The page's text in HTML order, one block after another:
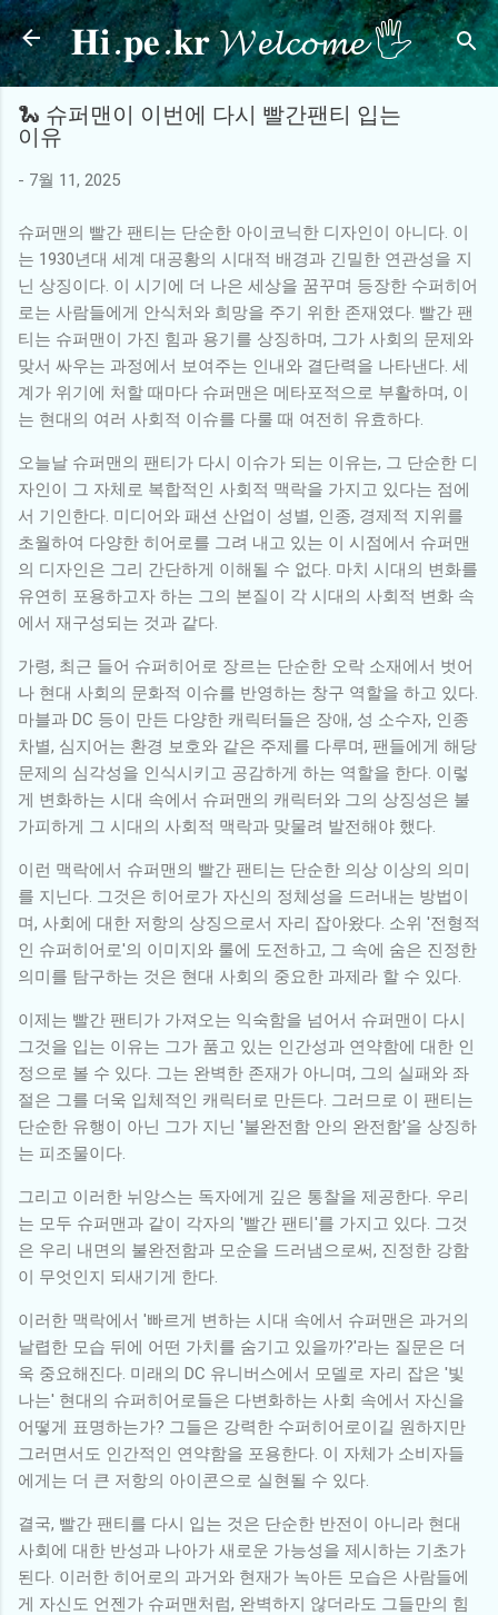
기본 콘텐츠로 건너뛰기
𝐇𝐢.𝐩𝐞.𝐤𝐫 𝓦𝓮𝓵𝓬𝓸𝓶𝓮 🖐
🐍 슈퍼맨이 이번에 다시 빨간팬티 입는
이유
- 7월 11, 2025
슈퍼맨의 빨간 팬티는 단순한 아이코닉한 디자인이 아니다. 이
는 1930년대 세계 대공황의 시대적 배경과 긴밀한 연관성을 지
닌 상징이다. 이 시기에 더 나은 세상을 꿈꾸며 등장한 수퍼히어
로는 사람들에게 안식처와 희망을 주기 위한 존재였다. 빨간 팬
티는 슈퍼맨이 가진 힘과 용기를 상징하며, 그가 사회의 문제와
맞서 싸우는 과정에서 보여주는 인내와 결단력을 나타낸다. 세
계가 위기에 처할 때마다 슈퍼맨은 메타포적으로 부활하며, 이
는 현대의 여러 사회적 이슈를 다룰 때 여전히 유효하다.
오늘날 슈퍼맨의 팬티가 다시 이슈가 되는 이유는, 그 단순한 디
자인이 그 자체로 복합적인 사회적 맥락을 가지고 있다는 점에
서 기인한다. 미디어와 패션 산업이 성별, 인종, 경제적 지위를
초월하여 다양한 히어로를 그려 내고 있는 이 시점에서 슈퍼맨
의 디자인은 그리 간단하게 이해될 수 없다. 마치 시대의 변화를
유연히 포용하고자 하는 그의 본질이 각 시대의 사회적 변화 속
에서 재구성되는 것과 같다.
가령, 최근 들어 슈퍼히어로 장르는 단순한 오락 소재에서 벗어
나 현대 사회의 문화적 이슈를 반영하는 창구 역할을 하고 있다.
마블과 DC 등이 만든 다양한 캐릭터들은 장애, 성 소수자, 인종
차별, 심지어는 환경 보호와 같은 주제를 다루며, 팬들에게 해당
문제의 심각성을 인식시키고 공감하게 하는 역할을 한다. 이렇
게 변화하는 시대 속에서 슈퍼맨의 캐릭터와 그의 상징성은 불
가피하게 그 시대의 사회적 맥락과 맞물려 발전해야 했다.
이런 맥락에서 슈퍼맨의 빨간 팬티는 단순한 의상 이상의 의미
를 지닌다. 그것은 히어로가 자신의 정체성을 드러내는 방법이
며, 사회에 대한 저항의 상징으로서 자리 잡아왔다. 소위 '전형적
인 슈퍼히어로'의 이미지와 룰에 도전하고, 그 속에 숨은 진정한
의미를 탐구하는 것은 현대 사회의 중요한 과제라 할 수 있다.
이제는 빨간 팬티가 가져오는 익숙함을 넘어서 슈퍼맨이 다시
그것을 입는 이유는 그가 품고 있는 인간성과 연약함에 대한 인
정으로 볼 수 있다. 그는 완벽한 존재가 아니며, 그의 실패와 좌
절은 그를 더욱 입체적인 캐릭터로 만든다. 그러므로 이 팬티는
단순한 유행이 아닌 그가 지닌 '불완전함 안의 완전함'을 상징하
는 피조물이다.
그리고 이러한 뉘앙스는 독자에게 깊은 통찰을 제공한다. 우리
는 모두 슈퍼맨과 같이 각자의 '빨간 팬티'를 가지고 있다. 그것
은 우리 내면의 불완전함과 모순을 드러냄으로써, 진정한 강함
이 무엇인지 되새기게 한다.
이러한 맥락에서 '빠르게 변하는 시대 속에서 슈퍼맨은 과거의
날렵한 모습 뒤에 어떤 가치를 숨기고 있을까?'라는 질문은 더
욱 중요해진다. 미래의 DC 유니버스에서 모델로 자리 잡은 '빛
나는' 현대의 슈퍼히어로들은 다변화하는 사회 속에서 자신을
어떻게 표명하는가? 그들은 강력한 수퍼히어로이길 원하지만
그러면서도 인간적인 연약함을 포용한다. 이 자체가 소비자들
에게는 더 큰 저항의 아이콘으로 실현될 수 있다.
결국, 빨간 팬티를 다시 입는 것은 단순한 반전이 아니라 현대
사회에 대한 반성과 나아가 새로운 가능성을 제시하는 기초가
된다. 이러한 히어로의 과거와 현재가 녹아든 모습은 사람들에
게 자신도 언젠가 슈퍼맨처럼, 완벽하지 않더라도 그들만의 힘